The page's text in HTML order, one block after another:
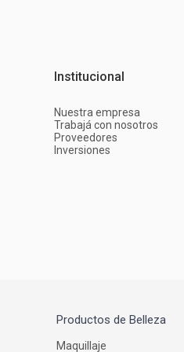
Institucional
Nuestra empresa
Trabajá con nosotros
Proveedores
Inversiones
Productos de Belleza
Maquillaje